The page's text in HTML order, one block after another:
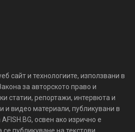
сайт и технологиите, използвани в
за авторското право и
статии, репортажи, интервюта и
и видео материали, публикувани в
освен ако изрично е
публикуване на текстови